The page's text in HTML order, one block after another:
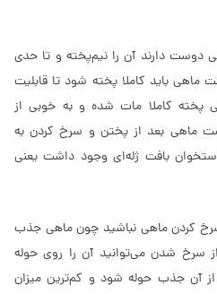
دوست دارند آن را نیم‌پخته و تا حدی
باید کاملا پخته شود تا قابلیت
کاملا مات شده و به خوبی از
ماهی بعد از پختن و سرخ کردن به
بافت ژله‌ای وجود داشت یعنی
کردن ماهی نباشید چون ماهی جذب
سرخ شدن می‌توانید آن را روی حوله
از آن جذب حوله شود و کم‌ترین میزان